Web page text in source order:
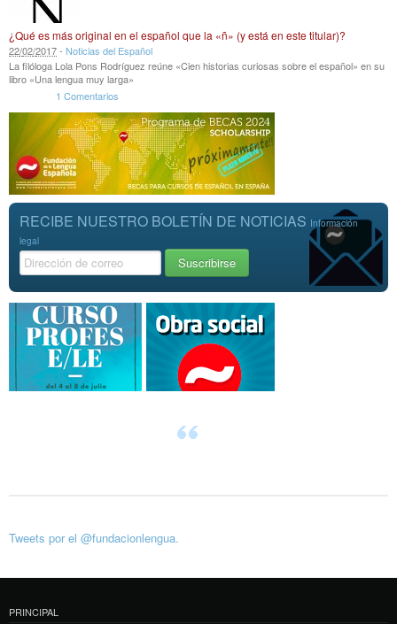
¿Qué es más original en el español que la «ñ» (y está en este titular)?
22/02/2017- Noticias del Español
La filóloga Lola Pons Rodríguez reúne «Cien historias curiosas sobre el español» en su
libro «Una lengua muy larga»
1 Comentarios
RECIBE NUESTRO BOLETÍN DE NOTICIAS Información
legal
Tweets por el @fundacionlengua.
PRINCIPAL